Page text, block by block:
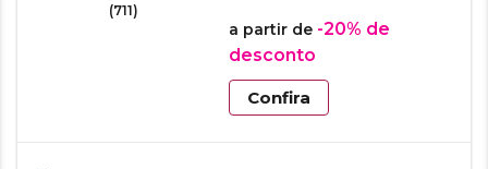
(711)
a partir de -20% de
desconto
Confira